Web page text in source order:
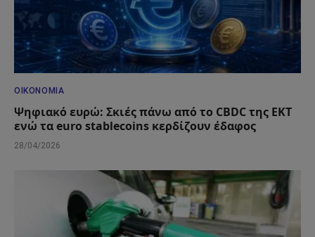
ΟΙΚΟΝΟΜΊΑ
Ψηφιακό ευρώ: Σκιές πάνω από το CBDC της ΕΚΤ
ενώ τα euro stablecoins κερδίζουν έδαφος
28/04/2026